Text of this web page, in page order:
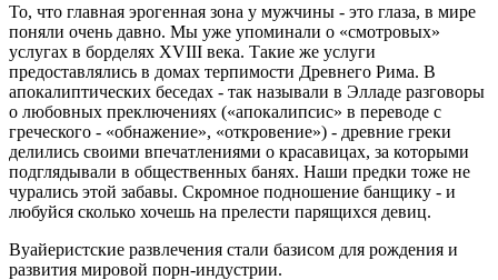
То, что главная эрогенная зона у мужчины - это глаза, в мире
поняли очень давно. Мы уже упоминали о «смотровых»
услугах в борделях XVIII века. Такие же услуги
предоставлялись в домах терпимости Древнего Рима. В
апокалиптических беседах - так называли в Элладе разговоры
о любовных преключениях («апокалипсис» в переводе с
греческого - «обнажение», «откровение») - древние греки
делились своими впечатлениями о красавицах, за которыми
подглядывали в общественных банях. Наши предки тоже не
чурались этой забавы. Скромное подношение банщику - и
любуйся сколько хочешь на прелести парящихся девиц.
Вуайеристские развлечения стали базисом для рождения и
развития мировой порн-индустрии.